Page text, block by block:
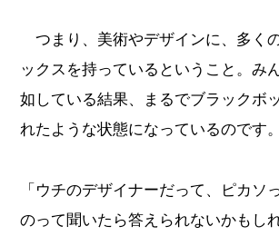
つまり、美術やデザインに、多く
ックスを持っているということ。み
如している結果、まるでブラックボ
れたような状態になっているのです。
「ウチのデザイナーだって、ピカソ
のって聞いたら答えられないかもし